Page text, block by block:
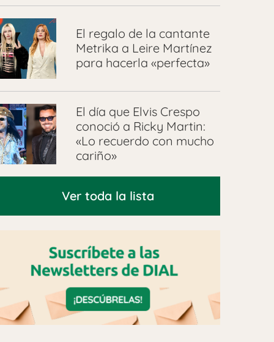
El regalo de la cantante
Metrika a Leire Martínez
para hacerla «perfecta»
El día que Elvis Crespo
conoció a Ricky Martin:
«Lo recuerdo con mucho
cariño»
Ver toda la lista